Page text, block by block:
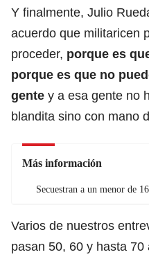
Y finalmente, Julio
acuerdo que militaricen
proceder, porque es
porque es que no
gente y a esa gente no
blandita sino con mano
Más información
Secuestran a un menor de
Varios de nuestros
pasan 50, 60 y hasta